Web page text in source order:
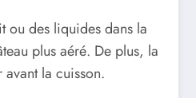
ou des liquides dans la
plus aéré. De plus, la
la cuisson.